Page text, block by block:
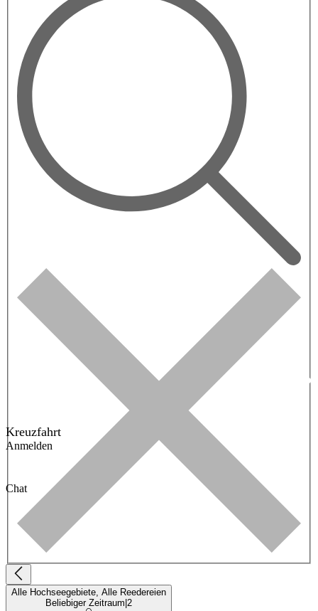
Kreuzfahrt
Anmelden
Chat
Alle Hochseegebiete, Alle Reedereien
Beliebiger Zeitraum 2